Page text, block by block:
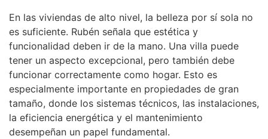
En las viviendas de alto nivel, la belleza por sí sola no
es suficiente. Rubén señala que estética y
funcionalidad deben ir de la mano. Una villa puede
tener un aspecto excepcional, pero también debe
funcionar correctamente como hogar. Esto es
especialmente importante en propiedades de gran
tamaño, donde los sistemas técnicos, las instalaciones,
la eficiencia energética y el mantenimiento
desempeñan un papel fundamental.